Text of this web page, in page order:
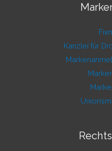
Kanzlei für